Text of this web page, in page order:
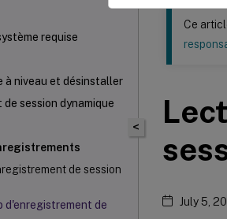
requise
à niveau et désinstaller
session dynamique
de session
d'enregistrement de
<
Ce
July 5,